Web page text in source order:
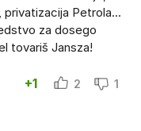
privatizacija Petrola...
za dosego
tovariš Jansza!
+1 2 1